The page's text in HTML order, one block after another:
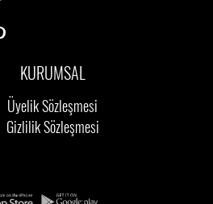
KURUMSAL
Üyelik Sözleşmesi
Gizlilik Sözleşmesi